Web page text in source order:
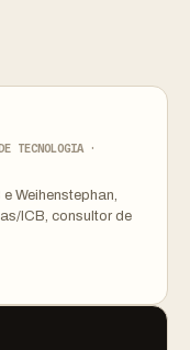
TECNOLOGIA ·
Weihenstephan,
ICB, consultor de